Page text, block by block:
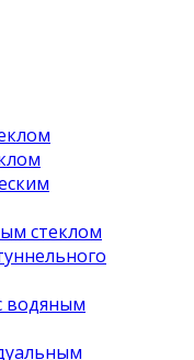
стеклом
водяным